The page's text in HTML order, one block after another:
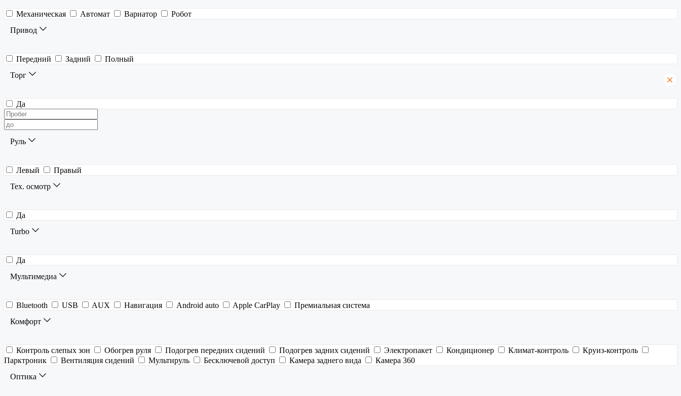
Механическая Автомат Вариатор
Робот
Привод
Передний Задний
Полный
Торг
Да
Руль
Левый
Правый
Тех. осмотр
Да
Turbo
Да
Мультимедиа
Bluetooth USB AUX Навигация Android auto Apple CarPlay
Премиальная система
Комфорт
Контроль слепых зон Обогрев руля Подогрев передних сидений Подогрев задних сидений Электропакет Кондиционер Климат-контроль
Круиз-контроль
Парктроник
Вентиляция сидений Мультируль Бесключевой доступ Камера заднего вида
Камера 360
Оптика